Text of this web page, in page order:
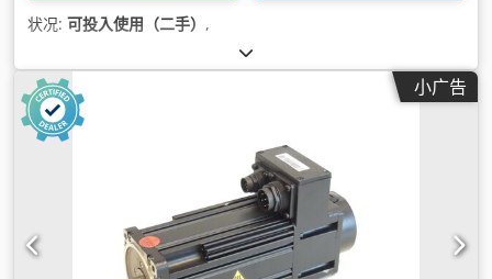
状况: 可投入使用（二手） ,
小广告